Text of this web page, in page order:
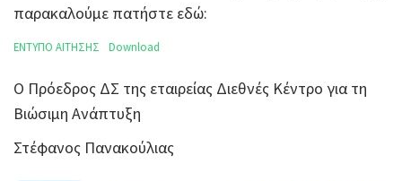
παρακαλούμε πατήστε εδώ:
ΕΝΤΥΠΟ ΑΙΤΗΣΗΣ Download
Ο Πρόεδρος ΔΣ της εταιρείας Διεθνές Κέντρο για τη
Βιώσιμη Ανάπτυξη
Στέφανος Πανακούλιας